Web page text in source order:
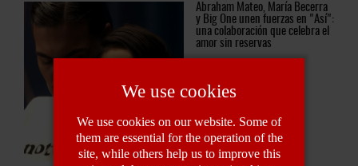
Abraham Mateo, María Becerra
y Big One unen fuerzas en "Así":
una colaboración que celebra el
amor sin reservas
We use cookies
We use cookies on our website. Some of
them are essential for the operation of the
site, while others help us to improve this